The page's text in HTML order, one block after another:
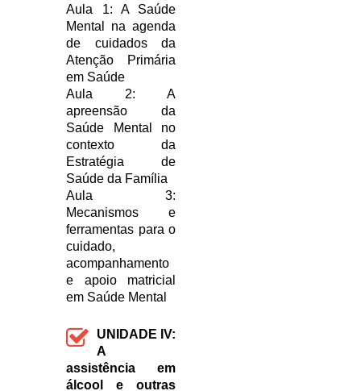
Aula 1: A Saúde
Mental na agenda
de cuidados da
Atenção Primária
em Saúde
Aula 2: A
apreensão da
Saúde Mental no
contexto da
Estratégia de
Saúde da Família
Aula 3:
Mecanismos e
ferramentas para o
cuidado,
acompanhamento
e apoio matricial
em Saúde Mental
UNIDADE IV:
A
assistência em
álcool e outras